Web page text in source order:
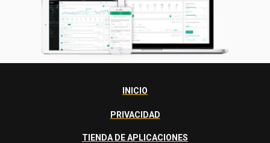
INICIO
TIENDA DE APLICACIONES
PRIVACIDAD